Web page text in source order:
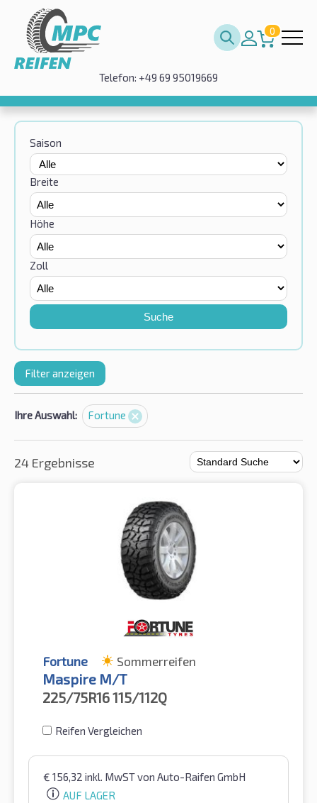
0
Telefon: +49 69 95019669
Saison
Breite
Höhe
Zoll
Suche
Filter anzeigen
Ihre Auswahl: Fortune
24 Ergebnisse
Fortune Sommerreifen
Maspire M/T
225/75R16115/112Q
Reifen Vergleichen
€ 156,32 inkl. MwSTvon Auto-Raifen GmbH
AUF LAGER